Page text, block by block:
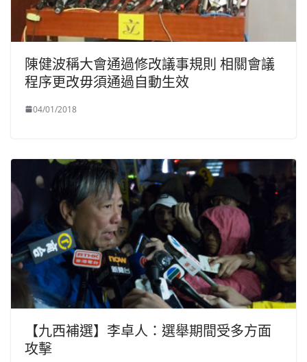
陳健波稱大會通過修改議事規則 相關會議
程序更改毋須通過自動生效
04/01/2018
【九西補選】李卓人：選舉期間受多方面
攻擊